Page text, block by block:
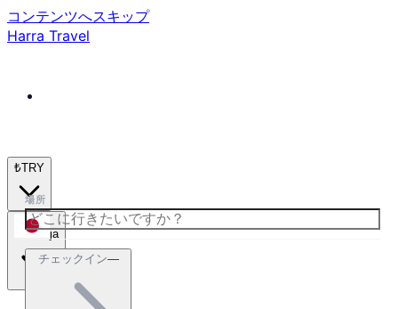
コンテンツへスキップ
Harra Travel
₺TRY
ja
場所
チェックイン—